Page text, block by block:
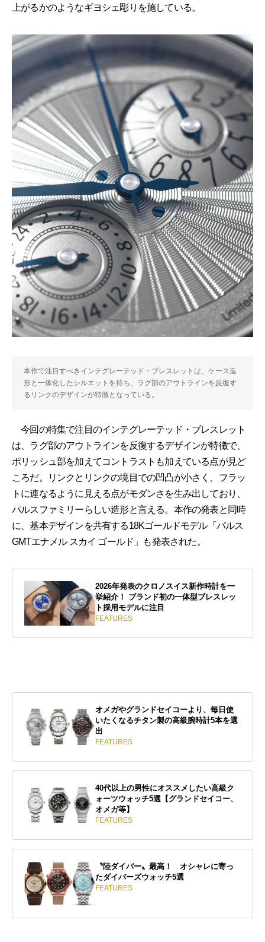
上がるかのようなギヨシェ彫りを施している。
本作で注目すべきインテグレーテッド・ブレスレットは、ケース造
形と一体化したシルエットを持ち、ラグ部のアウトラインを反復す
るリンクのデザインが特徴となっている。
今回の特集で注目のインテグレーテッド・ブレスレット
は、ラグ部のアウトラインを反復するデザインが特徴で、
ポリッシュ部を加えてコントラストも加えている点が見ど
ころだ。リンクとリンクの境目での凹凸が小さく、フラッ
トに連なるように見える点がモダンさを生み出しており、
パルスファミリーらしい造形と言える。本作の発表と同時
に、基本デザインを共有する18Kゴールドモデル「パルス
GMTエナメル スカイ ゴールド」も発表された。
2026年発表のクロノスイス新作時計を一
挙紹介！ ブランド初の一体型ブレスレッ
ト採用モデルに注目
FEATURES
オメガやグランドセイコーより、毎日使
いたくなるチタン製の高級腕時計5本を選
出
FEATURES
40代以上の男性にオススメしたい高級ク
ォーツウォッチ5選【グランドセイコー、
オメガ等】
FEATURES
〝陸ダイバー〟最高！ オシャレに寄っ
たダイバーズウォッチ5選
FEATURES